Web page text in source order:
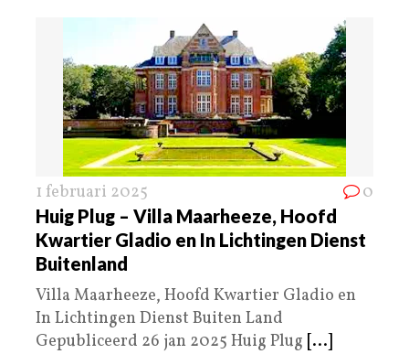
1 februari 2025 0
Huig Plug – Villa Maarheeze, Hoofd
Kwartier Gladio en In Lichtingen Dienst
Buitenland
Villa Maarheeze, Hoofd Kwartier Gladio en
In Lichtingen Dienst Buiten Land
Gepubliceerd 26 jan 2025 Huig Plug [...]